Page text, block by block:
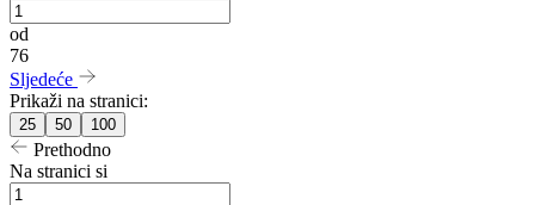
od
76
Sljedeće
Prikaži na stranici:
25 50 100
Prethodno
Na stranici si